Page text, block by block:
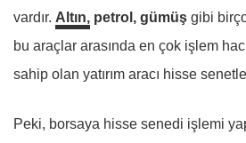
vardır. Altın, petrol, gümüş gibi
bu araçlar arasında en çok işlem
sahip olan yatırım aracı hisse
Peki, borsaya hisse senedi işlemi